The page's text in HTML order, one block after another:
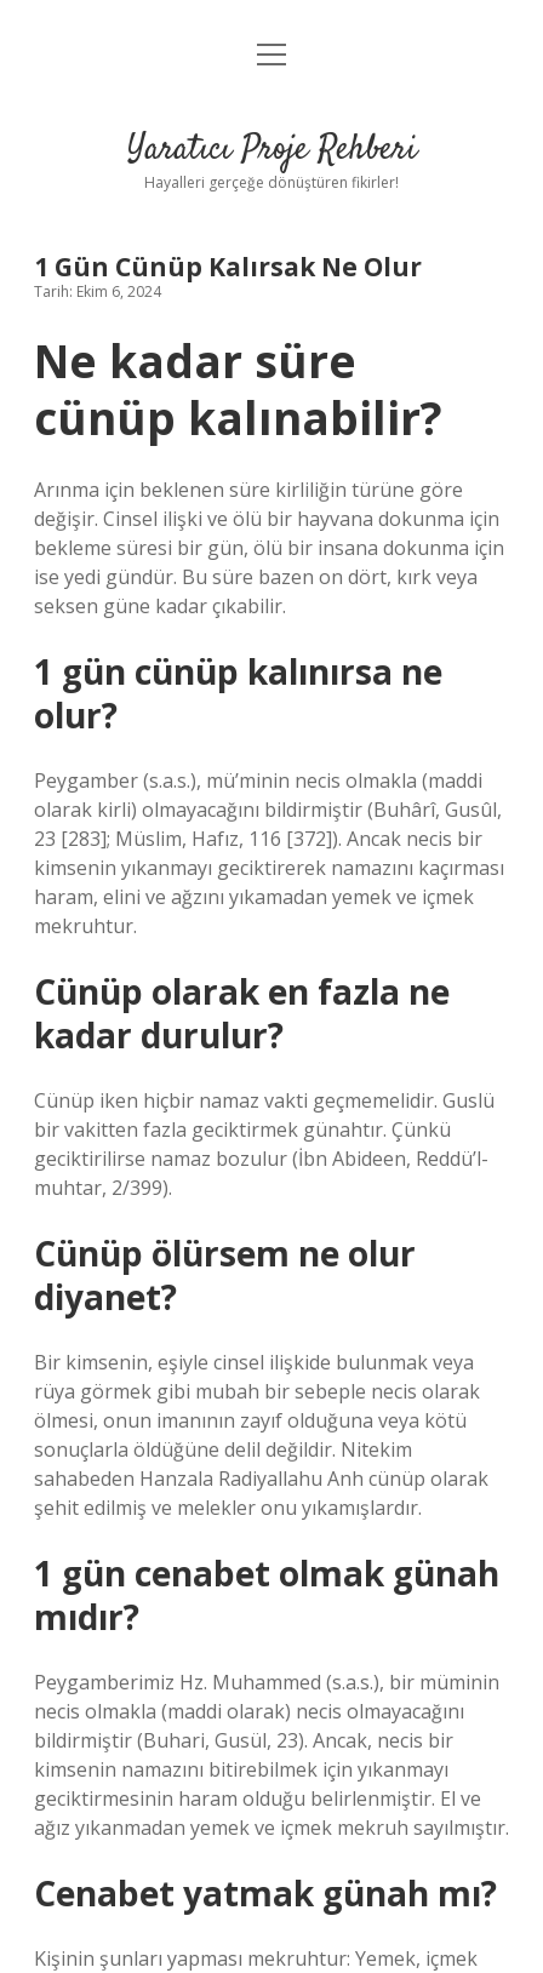
Anasayfa
Yasal Uyarı
menüyü
Yaratıcı Proje Rehberi
Hayalleri gerçeğe dönüştüren fikirler!
1 Gün Cünüp Kalırsak Ne Olur
Tarih: Ekim 6, 2024
Ne kadar süre
cünüp kalınabilir?
Arınma için beklenen süre kirliliğin türüne göre
değişir. Cinsel ilişki ve ölü bir hayvana dokunma için
bekleme süresi bir gün, ölü bir insana dokunma için
ise yedi gündür. Bu süre bazen on dört, kırk veya
seksen güne kadar çıkabilir.
1 gün cünüp kalınırsa ne
olur?
Peygamber (s.a.s.), mü’minin necis olmakla (maddi
olarak kirli) olmayacağını bildirmiştir (Buhârî, Gusûl,
23 [283]; Müslim, Hafız, 116 [372]). Ancak necis bir
kimsenin yıkanmayı geciktirerek namazını kaçırması
haram, elini ve ağzını yıkamadan yemek ve içmek
mekruhtur.
Cünüp olarak en fazla ne
kadar durulur?
Cünüp iken hiçbir namaz vakti geçmemelidir. Guslü
bir vakitten fazla geciktirmek günahtır. Çünkü
geciktirilirse namaz bozulur (İbn Abideen, Reddü’l-
muhtar, 2/399).
Cünüp ölürsem ne olur
diyanet?
Bir kimsenin, eşiyle cinsel ilişkide bulunmak veya
rüya görmek gibi mubah bir sebeple necis olarak
ölmesi, onun imanının zayıf olduğuna veya kötü
sonuçlarla öldüğüne delil değildir. Nitekim
sahabeden Hanzala Radiyallahu Anh cünüp olarak
şehit edilmiş ve melekler onu yıkamışlardır.
1 gün cenabet olmak günah
mıdır?
Peygamberimiz Hz. Muhammed (s.a.s.), bir müminin
necis olmakla (maddi olarak) necis olmayacağını
bildirmiştir (Buhari, Gusül, 23). Ancak, necis bir
kimsenin namazını bitirebilmek için yıkanmayı
geciktirmesinin haram olduğu belirlenmiştir. El ve
ağız yıkanmadan yemek ve içmek mekruh sayılmıştır.
Cenabet yatmak günah mı?
Kişinin şunları yapması mekruhtur: Yemek, içmek